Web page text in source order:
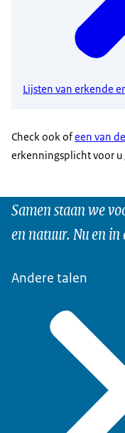
Lijsten van erkende
Check ook ofeen van
erkenningsplicht voor u
Samen staan we
en natuur. Nu en
Andere talen